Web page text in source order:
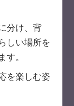
分け、背
しい場所を
す。
を楽しむ姿